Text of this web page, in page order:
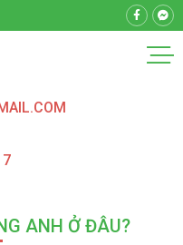
ANH Ở ĐÂU?